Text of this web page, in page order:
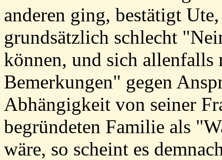
anderen ging, bestätigt
grundsätzlich schlecht
können, und sich
Bemerkungen" gegen
Abhängigkeit von seiner
begründeten Familie als
wäre, so scheint es